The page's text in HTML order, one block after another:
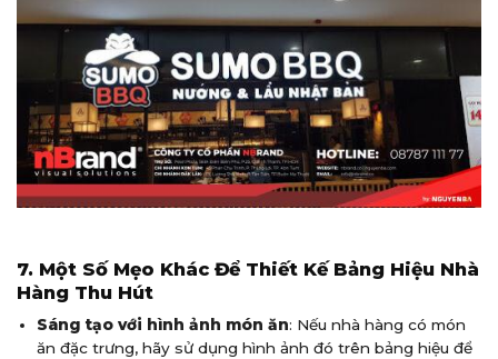
7. Một Số Mẹo Khác Để Thiết Kế Bảng Hiệu Nhà
Hàng Thu Hút
Sáng tạo với hình ảnh món ăn: Nếu nhà hàng có món
ăn đặc trưng, hãy sử dụng hình ảnh đó trên bảng hiệu để